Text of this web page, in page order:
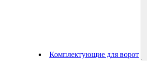
Комплектующие для ворот